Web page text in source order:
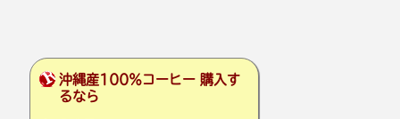
沖縄産100％コーヒー 購入す
るなら